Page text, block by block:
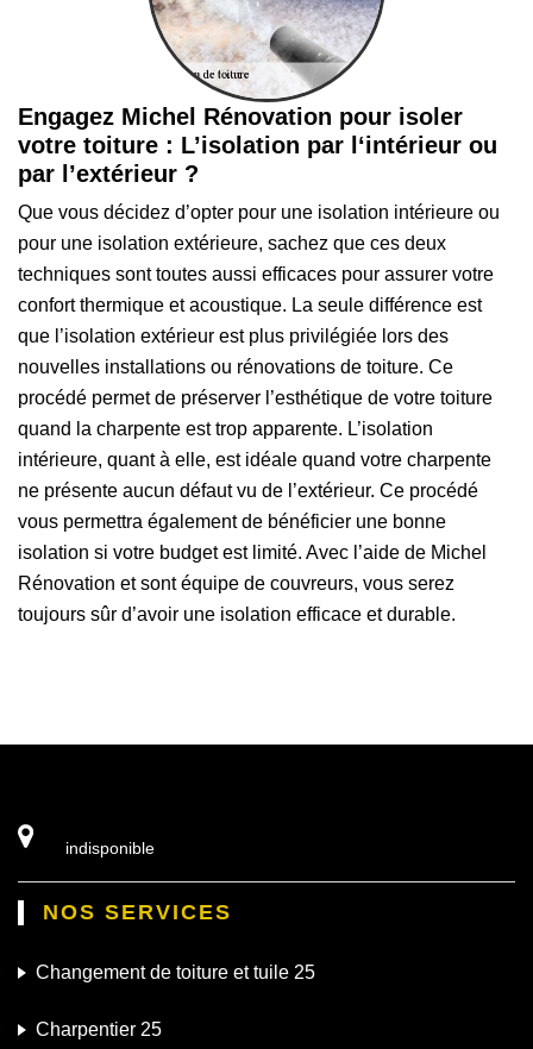
Engagez Michel Rénovation pour isoler
votre toiture : L’isolation par l‘intérieur ou
par l’extérieur ?
Que vous décidez d’opter pour une isolation intérieure ou
pour une isolation extérieure, sachez que ces deux
techniques sont toutes aussi efficaces pour assurer votre
confort thermique et acoustique. La seule différence est
que l’isolation extérieur est plus privilégiée lors des
nouvelles installations ou rénovations de toiture. Ce
procédé permet de préserver l’esthétique de votre toiture
quand la charpente est trop apparente. L’isolation
intérieure, quant à elle, est idéale quand votre charpente
ne présente aucun défaut vu de l’extérieur. Ce procédé
vous permettra également de bénéficier une bonne
isolation si votre budget est limité. Avec l’aide de Michel
Rénovation et sont équipe de couvreurs, vous serez
toujours sûr d’avoir une isolation efficace et durable.
indisponible
NOS SERVICES
Changement de toiture et tuile 25
Charpentier 25